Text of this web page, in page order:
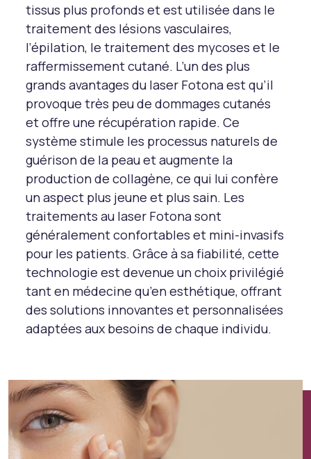
tissus plus profonds et est utilisée dans le
traitement des lésions vasculaires,
l’épilation, le traitement des mycoses et le
raffermissement cutané. L’un des plus
grands avantages du laser Fotona est qu’il
provoque très peu de dommages cutanés
et offre une récupération rapide. Ce
système stimule les processus naturels de
guérison de la peau et augmente la
production de collagène, ce qui lui confère
un aspect plus jeune et plus sain. Les
traitements au laser Fotona sont
généralement confortables et mini-invasifs
pour les patients. Grâce à sa fiabilité, cette
technologie est devenue un choix privilégié
tant en médecine qu’en esthétique, offrant
des solutions innovantes et personnalisées
adaptées aux besoins de chaque individu.